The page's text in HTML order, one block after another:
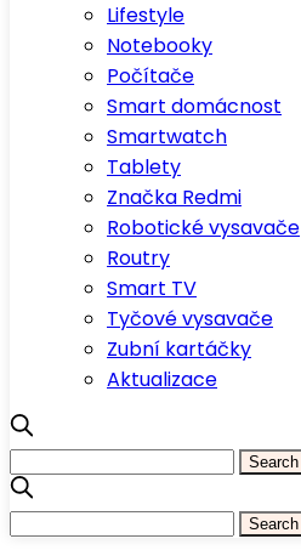
Lifestyle
Notebooky
Počítače
Smart domácnost
Smartwatch
Tablety
Značka Redmi
Robotické vysavače
Routry
Smart TV
Tyčové vysavače
Zubní kartáčky
Aktualizace